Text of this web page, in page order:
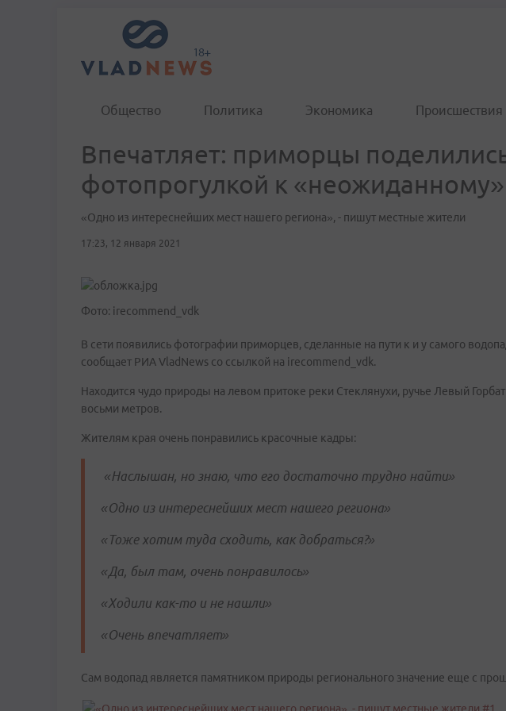
Общество Политика Экономика Происшествия
Впечатляет: приморцы
фотопрогулкой к
«Одно из интереснейших мест нашего региона», - пишут местные жители
17:23, 12 января 2021
Фото: irecommend_vdk
В сети появились фотографии приморцев, сделанные на пути к и у самого
сообщает РИА VladNews со ссылкой на irecommend_vdk.
Находится чудо природы на левом притоке реки Стеклянухи, ручье Левый
восьми метров.
Жителям края очень понравились красочные кадры:
«Наслышан, но знаю, что его достаточно трудно найти»
«Одно из интереснейших мест нашего региона»
«Тоже хотим туда сходить, как добраться?»
«Да, был там, очень понравилось»
«Ходили как-то и не нашли»
«Очень впечатляет»
Сам водопад является памятником природы регионального значение еще с